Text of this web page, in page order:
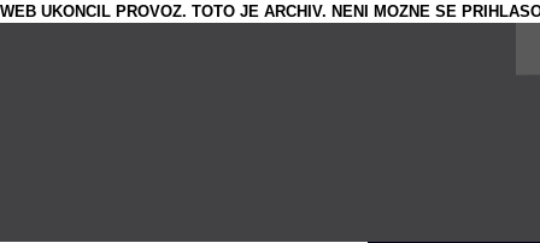
WEB UKONCIL PROVOZ. TOTO JE ARCHIV. NENI MOZNE SE